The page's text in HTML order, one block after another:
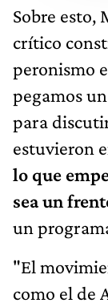
Sobre
crítico
peronismo
pegamos
para
estuvieron
lo que
sea un
un
"El
como el de